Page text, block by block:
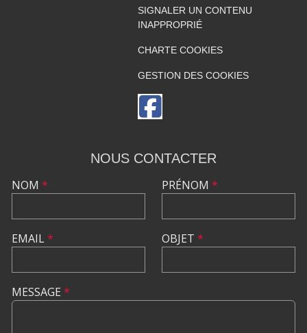
SIGNALER UN CONTENU
INAPPROPRIÉ
CHARTE COOKIES
GESTION DES COOKIES
NOUS CONTACTER
NOM *
EMAIL*
PRÉNOM *
OBJET *
MESSAGE *